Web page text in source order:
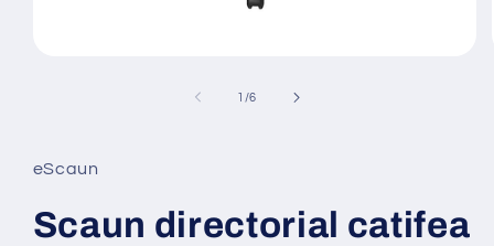
fereastră
modală
1 /din
6
eScaun
Scaun directorial catifea